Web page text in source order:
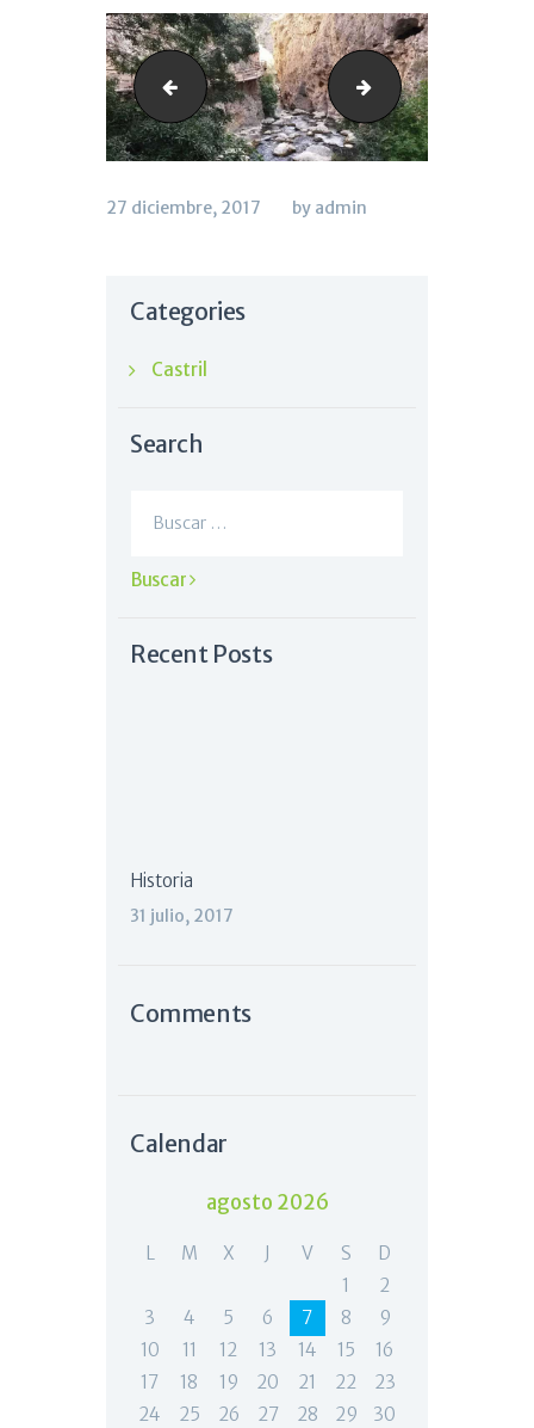
portillo_uno ladehesa_tres
27 diciembre, 2017 by admin
Categories
Castril
Search
Recent Posts
Historia
31 julio, 2017
Comments
Calendar
agosto 2026
L M X V S
D
1
2
3
4 5 6 7 8
9
10
11 12 13 14 15
16
17
18 19 20 21 22
23
24
25 26 27 28 29
30